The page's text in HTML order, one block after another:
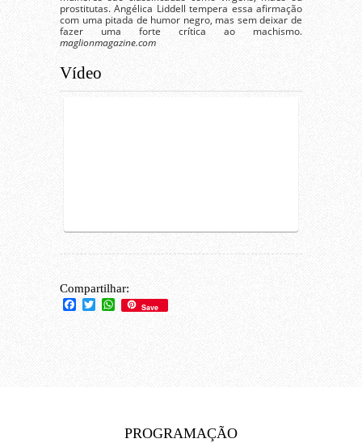
prostitutas. Angélica Liddell tempera essa afirmação
com uma pitada de humor negro, mas sem deixar de
fazer uma forte crítica ao machismo.
maglionmagazine.com
Vídeo
Compartilhar:
Facebook
TwitterWhatsApp
Save
PROGRAMAÇÃO